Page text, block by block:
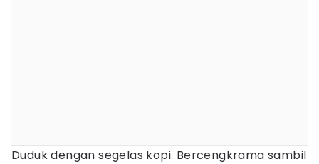
Duduk dengan segelas kopi. Bercengkrama sambil